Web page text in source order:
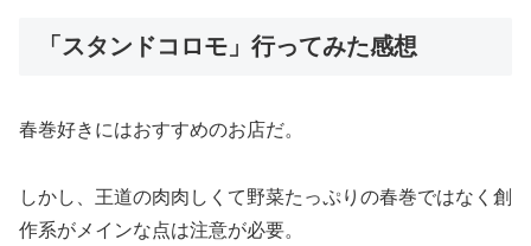
「スタンドコロモ」行ってみた感想
春巻好きにはおすすめのお店だ。
しかし、王道の肉肉しくて野菜たっぷりの春巻ではなく創
作系がメインな点は注意が必要。